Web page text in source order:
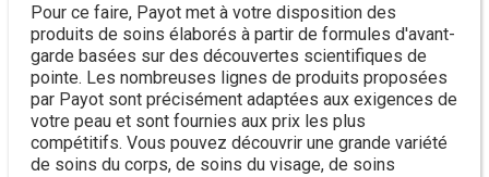
Pour ce faire, Payot met à votre disposition des
produits de soins élaborés à partir de formules d'avant-
garde basées sur des découvertes scientifiques de
pointe. Les nombreuses lignes de produits proposées
par Payot sont précisément adaptées aux exigences de
votre peau et sont fournies aux prix les plus
compétitifs. Vous pouvez découvrir une grande variété
de soins du corps, de soins du visage, de soins